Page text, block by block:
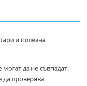
и полезна
да не съвпадат.
да проверява